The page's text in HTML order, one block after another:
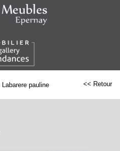
Labarere pauline << Retour